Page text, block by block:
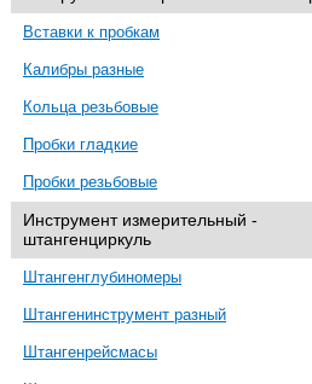
Вставки к пробкам
Калибры разные
Кольца резьбовые
Пробки гладкие
Пробки резьбовые
Инструмент измерительный -
штангенциркуль
Штангенглубиномеры
Штангенинструмент разный
Штангенрейсмасы